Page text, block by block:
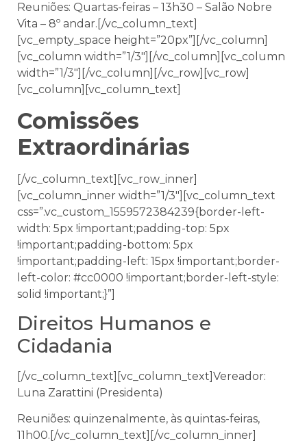
Reuniões: Quartas-feiras – 13h30 – Salão Nobre
Vita – 8º andar.[/vc_column_text]
[vc_empty_space height=”20px”][/vc_column]
[vc_column width=”1/3″][/vc_column][vc_column
width=”1/3″][/vc_column][/vc_row][vc_row]
[vc_column][vc_column_text]
Comissões
Extraordinárias
[/vc_column_text][vc_row_inner]
[vc_column_inner width=”1/3″][vc_column_text
css=”.vc_custom_1559572384239{border-left-
width: 5px !important;padding-top: 5px
!important;padding-bottom: 5px
!important;padding-left: 15px !important;border-
left-color: #cc0000 !important;border-left-style:
solid !important;}”]
Direitos Humanos e
Cidadania
[/vc_column_text][vc_column_text]Vereador:
Luna Zarattini (Presidenta)
Reuniões: quinzenalmente, às quintas-feiras,
11h00.[/vc_column_text][/vc_column_inner]